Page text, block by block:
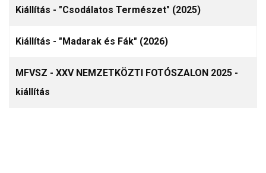
Kiállítás - "Csodálatos Természet" (2025)
Kiállítás - "Madarak és Fák" (2026)
MFVSZ - XXV NEMZETKÖZTI FOTÓSZALON 2025 -
kiállítás